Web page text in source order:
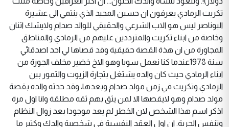
تكريت الرمادي يعرفون ان حسين المجيد الذي ينتمي الى عشيرة
البوناصر ليس هو الاب الشرعي والحقيقي للوالد صدام ولايشك اثنان
وخاصة من ابناء تكريت والمترددين عليهم من الرمادي والمناطق
المجاورة من ان هذة القصة حقيقية وقد قصاها لي احد اصدقائي
سنة 1978عندما كنا نعمل سويا وهو الاخ خضير مخلف الجوزة من
ابناء الرمادي حيث كان والده يشتغل بتجارة الزيوت والتمور بين
الرمادي وتكريت في زمن مولد صدام وبعدها، وقد حدثه والده بقصة
مولد صدام وهو لايقصها الا لمن يثق بهم ثقه مطلقة وانا اول مرة
اذكر اسم هذا الشخص لان الخطر لم يعد موجودا بعد زوال النظام
وتنفس الحرية. ان اول العقد النفسية في شخصية والدك وكثير ما